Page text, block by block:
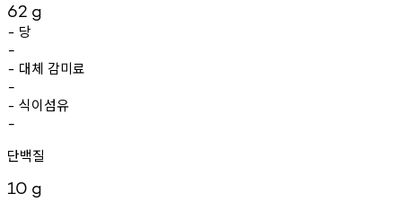
62 g
- 당
-
- 대체 감미료
-
- 식이섬유
-
단백질
10 g